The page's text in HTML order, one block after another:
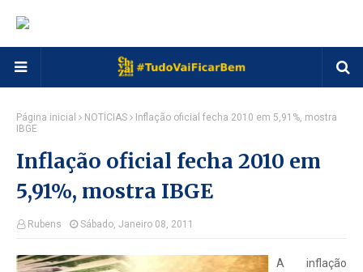
Página inicial NOTÍCIAS
Inflação oficial fecha 2010 em 5,91%, mostra
IBGE
Inflação oficial fecha 2010 em
5,91%, mostra IBGE
Rubens Sábado, Janeiro 08, 2011
A inflação